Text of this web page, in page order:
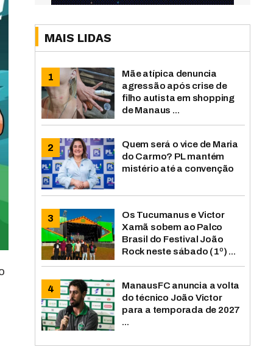
MAIS LIDAS
Mãe atípica denuncia
agressão após crise de
filho autista em shopping
de Manaus ...
Quem será o vice de Maria
do Carmo? PL mantém
mistério até a convenção
Os Tucumanus e Victor
Xamã sobem ao Palco
Brasil do Festival João
Rock neste sábado (1º) ...
ManausFC anuncia a volta
do técnico João Victor
para a temporada de 2027
...